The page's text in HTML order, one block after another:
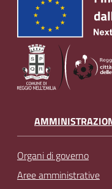
Organi di governo
Aree amministrative